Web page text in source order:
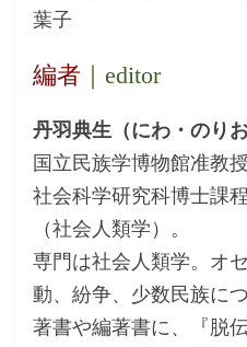
葉子
編者 ｜editor
丹羽典生（にわ・のりお
国立民族学博物館准教
社会科学研究科博士課
（社会人類学）。
専門は社会人類学。オ
動、紛争、少数民族に
著書や編著書に、『脱